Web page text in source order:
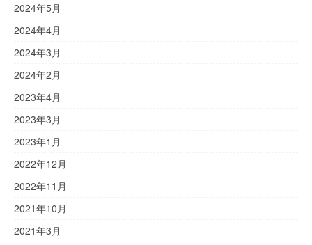
2024年5月
2024年4月
2024年3月
2024年2月
2023年4月
2023年3月
2023年1月
2022年12月
2022年11月
2021年10月
2021年3月